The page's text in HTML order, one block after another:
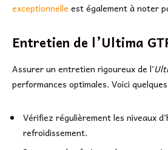
exceptionnelle est également à noter
Entretien de l’Ultima
Assurer un entretien rigoureux de l’
performances optimales. Voici
Vérifiez régulièrement les niveaux
refroidissement.